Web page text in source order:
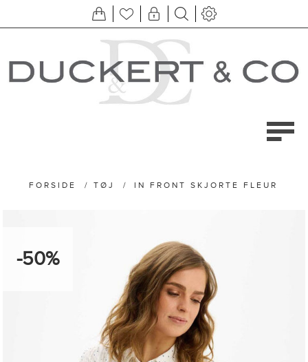
FORSIDE / TØJ / IN FRONT SKJORTE FLEUR
-50%